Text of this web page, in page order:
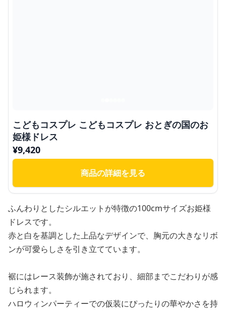
こどもコスプレ こどもコスプレ おとぎの国のお
姫様ドレス
¥9,420
商品の詳細を見る
ふんわりとしたシルエットが特徴の100cmサイズお姫様
ドレスです。
赤と白を基調とした上品なデザインで、胸元の大きなリボ
ンが可愛らしさを引き立てています。
裾にはレース装飾が施されており、細部までこだわりが感
じられます。
ハロウィンパーティーでの仮装にぴったりの華やかさを持